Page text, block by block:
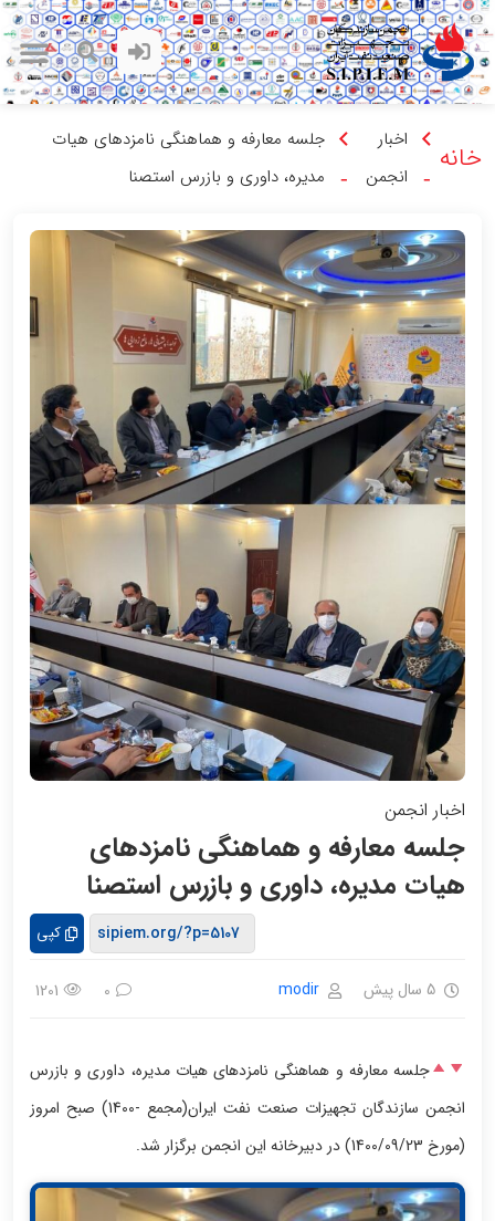
خانه -
اخبار
انجمن
-
جلسه معارفه و هماهنگی نامزدهای هیات
مدیره، داوری و بازرس استصنا
اخبار انجمن
جلسه معارفه و هماهنگی نامزدهای
هیات مدیره، داوری و بازرس استصنا
کپی
5 سال پیش modir
0
1201
جلسه معارفه و هماهنگی نامزدهای هیات مدیره، داوری و بازرس
انجمن سازندگان تجهیزات صنعت نفت ایران(مجمع -1400) صبح امروز
(مورخ 1400/09/23) در دبیرخانه این انجمن برگزار شد.